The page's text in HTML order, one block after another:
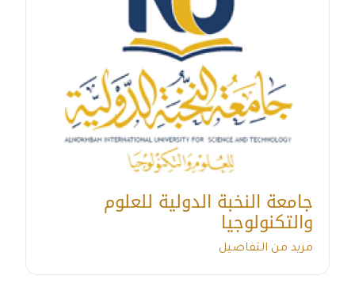
جامعة النخبة الدولية للعلوم
والتكنولوجيا
مزيد من التفاصيل